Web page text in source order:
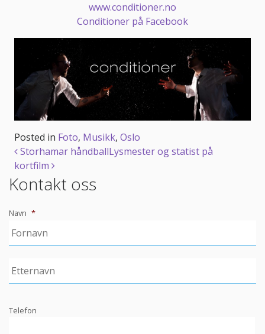
www.conditioner.no
Conditioner på Facebook
Posted in Foto, Musikk, Oslo
Post
navigation
Storhamar håndballLysmester og statist på
kortfilm
Kontakt oss
Navn *
Telefon